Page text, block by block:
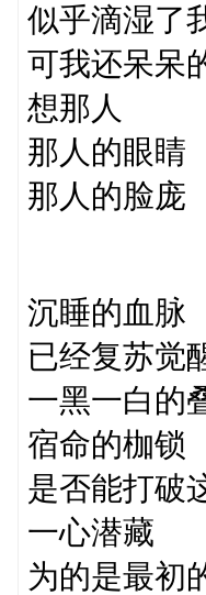
似乎滴湿了
可我还呆呆
想那人
那人的眼睛
那人的脸庞
沉睡的血脉
已经复苏觉
一黑一白的
宿命的枷锁
是否能打破
一心潜藏
为的是最初